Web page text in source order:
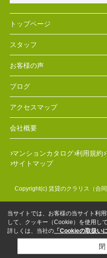
トップページ
スタッフ
お客様の声
ブログ
アクセスマップ
会社概要
マンションカタログ 利用規約
サイトマップ
Copyright(c) 賃貸のクラリス（合
当サイトでは、お客様の当サイト利
して、クッキー（Cookie）を使用して
詳しくは、当社の 「Cookieの取扱い
閉